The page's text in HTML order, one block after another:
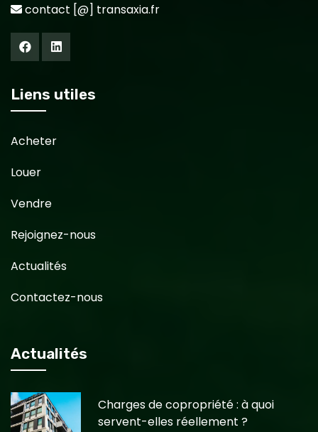
contact [@] transaxia.fr
Liens utiles
Acheter
Louer
Vendre
Rejoignez-nous
Actualités
Contactez-nous
Actualités
Charges de copropriété : à quoi
servent-elles réellement ?